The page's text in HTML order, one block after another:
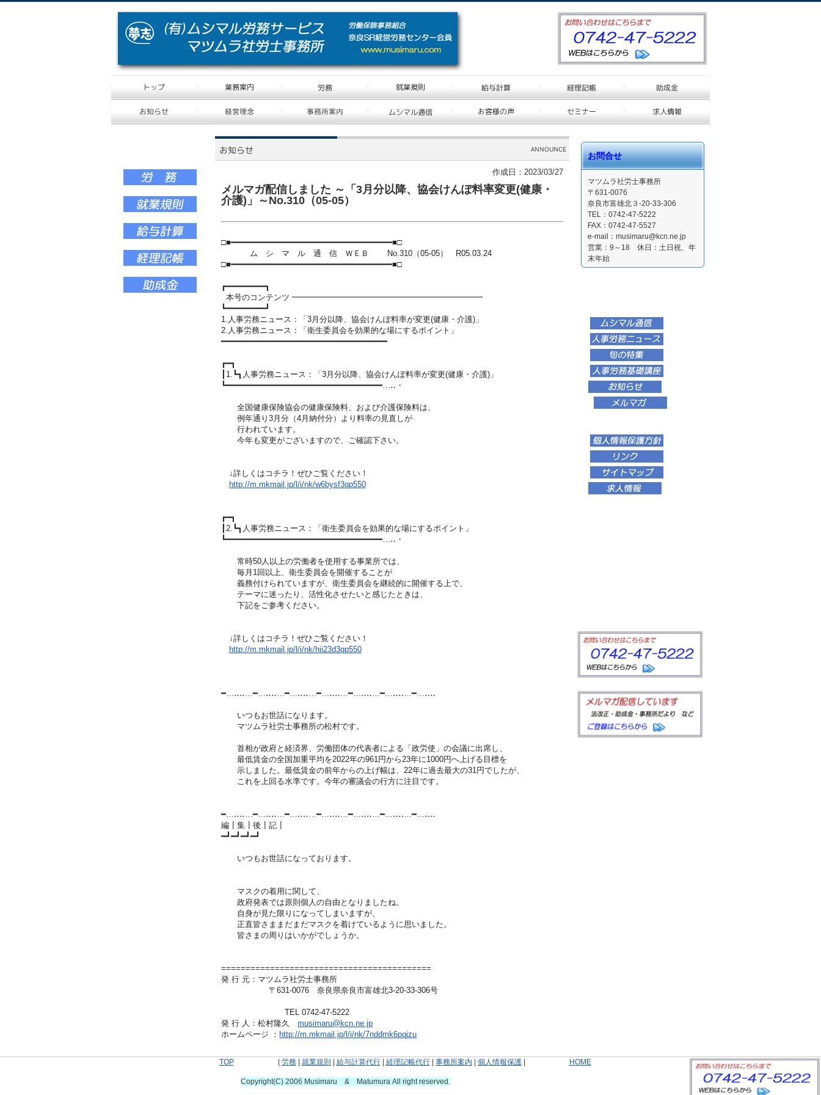
作成日：2023/03/27
メルマガ配信しました ～「3月分以降、協会けんぽ料率変更(健康・
介護)」～No.310（05-05）
□■━━━━━━━━━━━━━━━━━━━━━━━━━━━━━━━━━■□
ム シ マ ル 通 信 ＷＥＢ No.310（05-05） R05.03.24
□■━━━━━━━━━━━━━━━━━━━━━━━━━━━━━━━━━■□
┏━━━━━━━━┓
本号のコンテンツ ━━━━━━━━━━━━━━━━━━━━━━━━
┗━━━━━━━━┛
1.人事労務ニュース：「3月分以降、協会けんぽ料率が変更(健康・介護)」
2.人事労務ニュース：「衛生委員会を効果的な場にするポイント 」
━━━━━━━━━━━━━━━━━━━━━━━━━━━━━━━━━━
┏━┓
┃1.┗┓人事労務ニュース：「3月分以降、協会けんぽ料率が変更(健康・介護)」
┗━━━━━━━━━━━━━━━━━━━━━━━━━━━━━━━━…‥・
全国健康保険協会の健康保険料、および介護保険料は、
例年通り3月分（4月納付分）より料率の見直しが
行われています。
今年も変更がございますので、ご確認下さい。
↓詳しくはコチラ！ぜひご覧ください！
http://m.mkmail.jp/l/i/nk/w6bysf3qp550
┏━┓
┃2.┗┓人事労務ニュース：「衛生委員会を効果的な場にするポイント」
┗━━━━━━━━━━━━━━━━━━━━━━━━━━━━━━━━…‥・
常時50人以上の労働者を使用する事業所では、
毎月1回以上、衛生委員会を開催することが
義務付けられていますが、衛生委員会を継続的に開催する上で、
テーマに迷ったり、活性化させたいと感じたときは、
下記をご参考ください。
↓詳しくはコチラ！ぜひご覧ください！
http://m.mkmail.jp/l/i/nk/hii23d3qp550
━…‥‥…━…‥‥…━…‥‥…━…‥‥…━…‥‥…━…‥‥…━…‥‥
いつもお世話になります。
マツムラ社労士事務所の松村です。
首相が政府と経済界、労働団体の代表者による「政労使」の会議に出席し、
最低賃金の全国加重平均を2022年の961円から23年に1000円へ上げる目標を
示しました。最低賃金の前年からの上げ幅は、22年に過去最大の31円でしたが、
これを上回る水準です。今年の審議会の行方に注目です。
━…‥‥…━…‥‥…━…‥‥…━…‥‥…━…‥‥…━…‥‥…━…‥‥
編┃集┃後┃記┃
━┛━┛━┛━┛
いつもお世話になっております。
マスクの着用に関して、
政府発表では原則個人の自由となりましたね。
自身が見た限りになってしまいますが、
正直皆さままだまだマスクを着けているように思いました。
皆さまの周りはいかがでしょうか。
===========================================
発 行 元：マツムラ社労士事務所
〒631-0076 奈良県奈良市富雄北3-20-33-306号
TEL 0742-47-5222
発 行 人：松村隆久 musimaru@kcn.ne.jp
ホームページ ： http://m.mkmail.jp/l/i/nk/7nddmk6pqjzu
お問合せ
マツムラ社労士事務所
〒631-0076
奈良市富雄北３-20-33-306
TEL：0742-47-5222
FAX：0742-47-5527
e-mail：musimaru@kcn.ne.jp
営業：9～18 休日：土日祝、年
末年始
TOP| 労務 | 就業規則 | 給与計算代行| 経理記帳代行| 事務所案内 | 個人情報保護| HOME
Copyright(C) 2006 Musimaru & Matumura All right reserved.